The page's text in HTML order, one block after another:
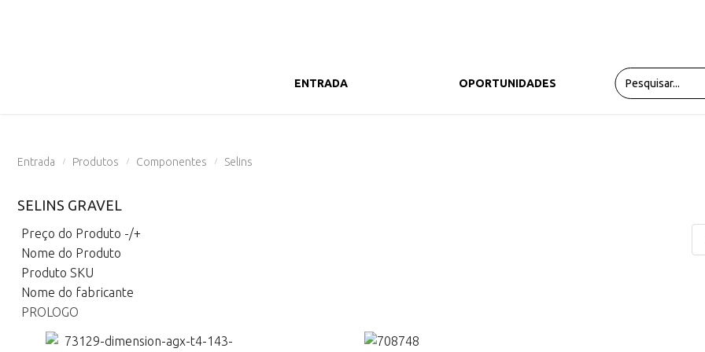
ENTRADA OPORTUNIDADES
Entrada / Produtos / Componentes / Selins
SELINS GRAVEL
Preço do Produto -/+
Nome do Produto
Produto SKU
Nome do fabricante
PROLOGO